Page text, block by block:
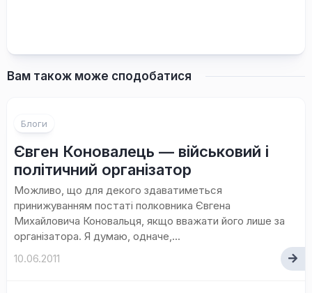
Вам також може сподобатися
Блоги
Євген Коновалець — військовий і
політичний організатор
Можливо, що для декого здаватиметься
принижуванням постаті полковника Євгена
Михайловича Коновальця, якщо вважати його лише за
організатора. Я думаю, одначе,...
10.06.2011